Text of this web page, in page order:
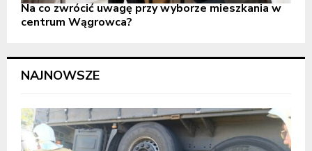
Na co zwrócić uwagę przy wyborze mieszkania w
centrum Wągrowca?
NAJNOWSZE